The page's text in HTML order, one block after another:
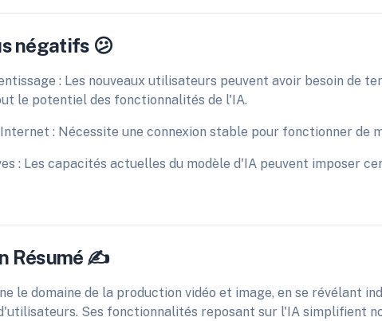
négatifs 😕
: Les nouveaux utilisateurs peuvent avoir besoin de
le potentiel des fonctionnalités de l'IA.
: Nécessite une connexion stable pour fonctionner de
: Les capacités actuelles du modèle d'IA peuvent imposer
Résumé ✍️
le domaine de la production vidéo et image, en se révélant
Ses fonctionnalités reposant sur l'IA simplifient